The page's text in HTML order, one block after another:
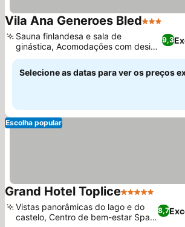
Vila Ana Generoes Bled3 Estrelas
9,3
Sauna finlandesa e sala de
ginástica, Acomodações com design
individual
Selecione as datas para ver os preços
Escolha popular
Grand Hotel Toplice5 Estrelas
8,7
Vistas panorâmicas do lago e do
castelo, Centro de bem-estar Spa